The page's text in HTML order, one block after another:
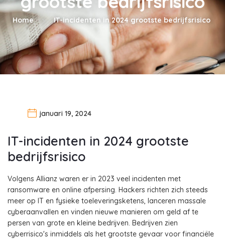
Home IT-incidenten in 2024 grootste bedrijfsrisico
januari 19, 2024
IT-incidenten in 2024 grootste
bedrijfsrisico
Volgens Allianz waren er in 2023 veel incidenten met
ransomware en online afpersing. Hackers richten zich steeds
meer op IT en fysieke toeleveringsketens, lanceren massale
cyberaanvallen en vinden nieuwe manieren om geld af te
persen van grote en kleine bedrijven. Bedrijven zien
cyberrisico's inmiddels als het grootste gevaar voor financiële